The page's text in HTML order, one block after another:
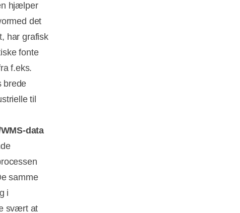
hjælper
det
har grafisk
fonte
f.eks.
brede
til
data
samme
i
svært at